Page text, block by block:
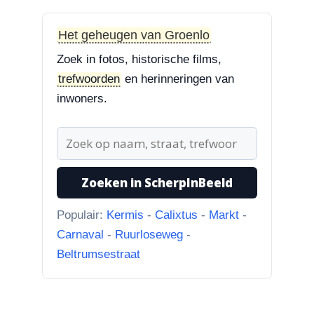
“Treurbeuk op het ravelijn
Styrum. Pracht boom!”
3-8-2026
Zoekplaatjes uit Grolle
“Nog een tip. Deze buurman
“naar...”
1-8-2026
Koningssteeg met parkeerterrein
Het geheugen van Groenlo
Zoek in fotos, historische films,
trefwoorden en herinneringen van
inwoners.
Zoeken in ScherpInBeeld
Populair: Kermis - Calixtus - Markt -
Carnaval - Ruurloseweg -
Beltrumsestraat